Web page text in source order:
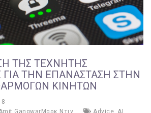
ΤΗΣ ΤΕΧΝΗΤΉΣ
ΤΗΝ ΕΠΑΝΆΣΤΑΣΗ ΣΤΗΝ
ΚΙΝΗΤΏΝ
GangwarΜαρκ Ντιν Advice AI